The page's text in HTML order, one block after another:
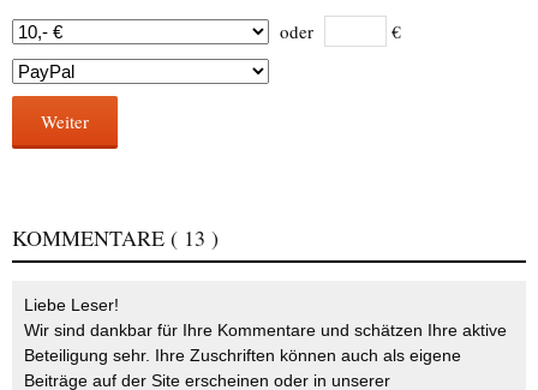
oder
€
Weiter
KOMMENTARE ( 13 )
Liebe Leser!
Wir sind dankbar für Ihre Kommentare und schätzen Ihre aktive
Beteiligung sehr. Ihre Zuschriften können auch als eigene
Beiträge auf der Site erscheinen oder in unserer